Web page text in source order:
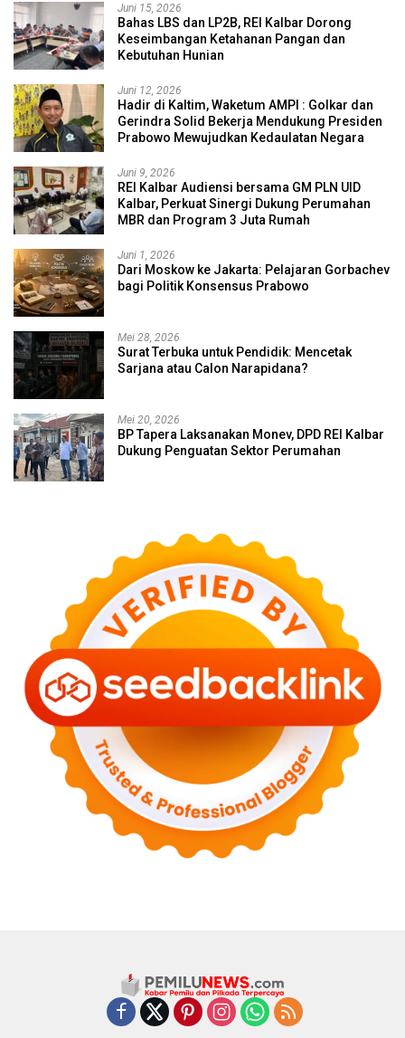
Juni 15, 2026
Bahas LBS dan LP2B, REI Kalbar Dorong
Keseimbangan Ketahanan Pangan dan
Kebutuhan Hunian
Juni 12, 2026
Hadir di Kaltim, Waketum AMPI : Golkar dan
Gerindra Solid Bekerja Mendukung Presiden
Prabowo Mewujudkan Kedaulatan Negara
Juni 9, 2026
REI Kalbar Audiensi bersama GM PLN UID
Kalbar, Perkuat Sinergi Dukung Perumahan
MBR dan Program 3 Juta Rumah
Juni 1, 2026
Dari Moskow ke Jakarta: Pelajaran Gorbachev
bagi Politik Konsensus Prabowo
Mei 28, 2026
Surat Terbuka untuk Pendidik: Mencetak
Sarjana atau Calon Narapidana?
Mei 20, 2026
BP Tapera Laksanakan Monev, DPD REI Kalbar
Dukung Penguatan Sektor Perumahan